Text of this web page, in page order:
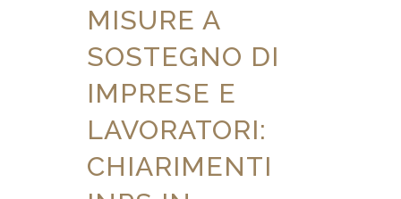
MISURE A
SOSTEGNO DI
IMPRESE E
LAVORATORI:
CHIARIMENTI